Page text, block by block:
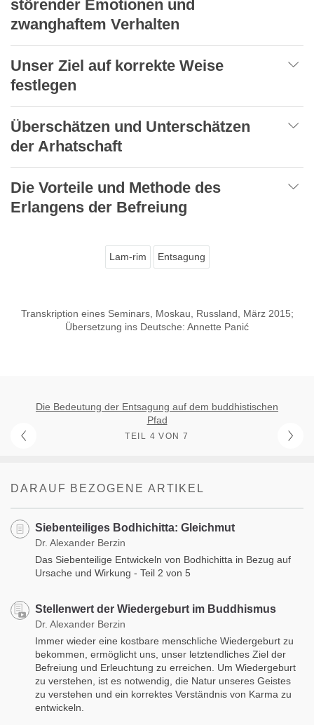
störender Emotionen und
zwanghaftem Verhalten
Unser Ziel auf korrekte Weise
festlegen
Überschätzen und Unterschätzen
der Arhatschaft
Die Vorteile und Methode des
Erlangens der Befreiung
Lam-rim Entsagung
Transkription eines Seminars, Moskau, Russland, März 2015;
Übersetzung ins Deutsche: Annette Panić
Die Bedeutung der Entsagung auf dem buddhistischen
Pfad
TEIL 4 VON 7
DARAUF BEZOGENE ARTIKEL
Siebenteiliges Bodhichitta: Gleichmut
Dr. Alexander Berzin
Das Siebenteilige Entwickeln von Bodhichitta in Bezug auf
Ursache und Wirkung - Teil 2 von 5
Stellenwert der Wiedergeburt im Buddhismus
Dr. Alexander Berzin
Immer wieder eine kostbare menschliche Wiedergeburt zu
bekommen, ermöglicht uns, unser letztendliches Ziel der
Befreiung und Erleuchtung zu erreichen. Um Wiedergeburt
zu verstehen, ist es notwendig, die Natur unseres Geistes
zu verstehen und ein korrektes Verständnis von Karma zu
entwickeln.